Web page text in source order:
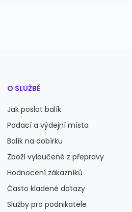
O SLUŽBĚ
Jak poslat balík
Podací a výdejní místa
Balík na dobírku
Zboží vyloučené z přepravy
Hodnocení zákazníků
Často kladené dotazy
Služby pro podnikatele